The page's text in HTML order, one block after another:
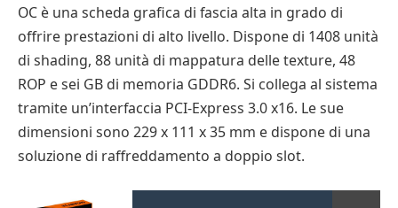
OC è una scheda grafica di fascia alta in grado di
offrire prestazioni di alto livello. Dispone di 1408 unità
di shading, 88 unità di mappatura delle texture, 48
ROP e sei GB di memoria GDDR6. Si collega al sistema
tramite un’interfaccia PCI-Express 3.0 x16. Le sue
dimensioni sono 229 x 111 x 35 mm e dispone di una
soluzione di raffreddamento a doppio slot.